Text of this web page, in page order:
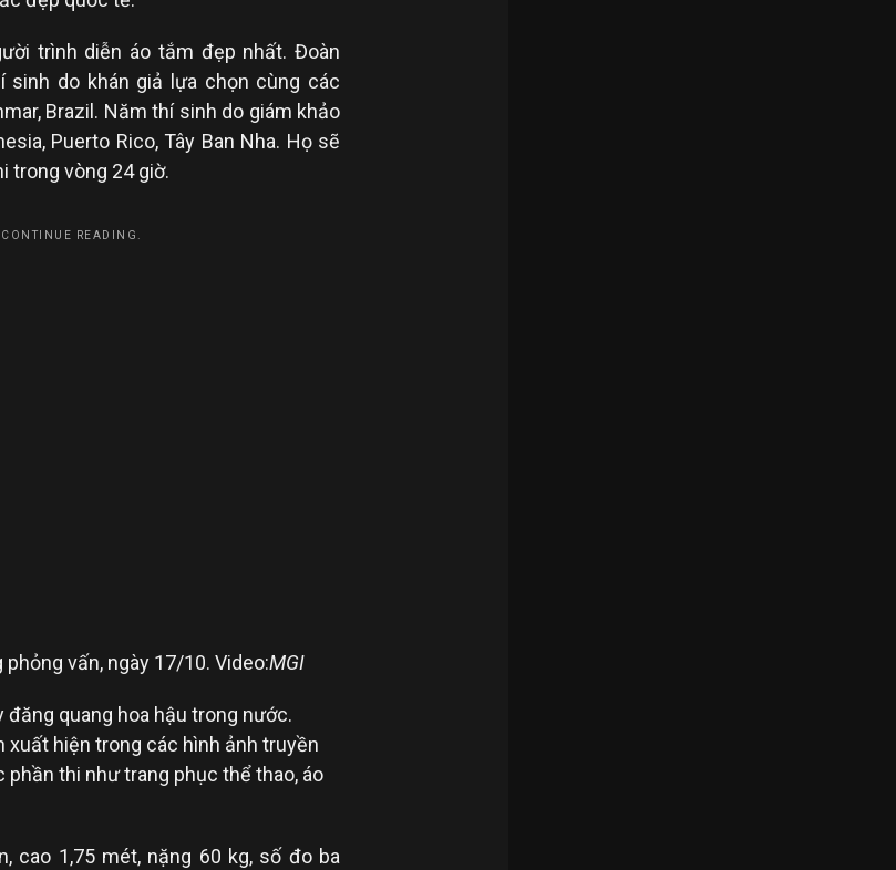
trình diễn áo tắm đẹp nhất. Đoàn
do khán giả lựa chọn cùng các
Brazil. Năm thí sinh do giám khảo
Puerto Rico, Tây Ban Nha. Họ sẽ
trong vòng 24 giờ.
READING.
vấn, ngày 17/10. Video:MGI
quang hoa hậu trong nước.
xuất hiện trong các hình ảnh truyền
thi như trang phục thể thao, áo
cao 1,75 mét, nặng 60 kg, số đo ba